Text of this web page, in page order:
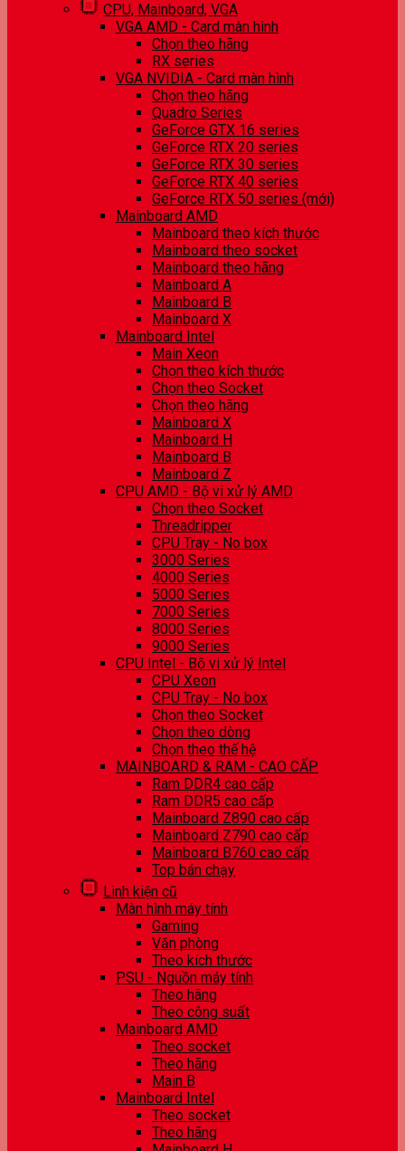
CPU, Mainboard, VGA
VGA AMD - Card màn hình
Chọn theo hãng
RX series
VGA NVIDIA - Card màn hình
Chọn theo hãng
Quadro Series
GeForce GTX 16 series
GeForce RTX 20 series
GeForce RTX 30 series
GeForce RTX 40 series
GeForce RTX 50 series (mới)
Mainboard AMD
Mainboard theo kích thước
Mainboard theo socket
Mainboard theo hãng
Mainboard A
Mainboard B
Mainboard X
Mainboard Intel
Main Xeon
Chọn theo kích thước
Chọn theo Socket
Chọn theo hãng
Mainboard X
Mainboard H
Mainboard B
Mainboard Z
CPU AMD - Bộ vi xử lý AMD
Chọn theo Socket
Threadripper
CPU Tray - No box
3000 Series
4000 Series
5000 Series
7000 Series
8000 Series
9000 Series
CPU Intel - Bộ vi xử lý Intel
CPU Xeon
CPU Tray - No box
Chọn theo Socket
Chọn theo dòng
Chọn theo thế hệ
MAINBOARD & RAM - CAO CẤP
Ram DDR4 cao cấp
Ram DDR5 cao cấp
Mainboard Z890 cao cấp
Mainboard Z790 cao cấp
Mainboard B760 cao cấp
Top bán chạy
Linh kiện cũ
Màn hình máy tính
Gaming
Văn phòng
Theo kích thước
PSU - Nguồn máy tính
Theo hãng
Theo công suất
Mainboard AMD
Theo socket
Theo hãng
Main B
Mainboard Intel
Theo socket
Theo hãng